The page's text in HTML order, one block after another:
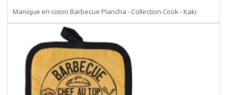
Manique en coton Barbecue Plancha - Collection Cook - Kaki